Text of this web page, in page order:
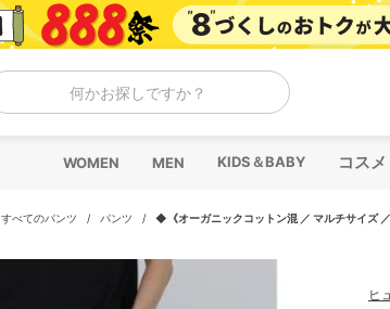
何かお探しですか？
WOMEN MEN KIDS＆BABY コスメ
すべてのパンツ / パンツ / ◆《オーガニックコットン混 ／ マルチサイズ
ヒ